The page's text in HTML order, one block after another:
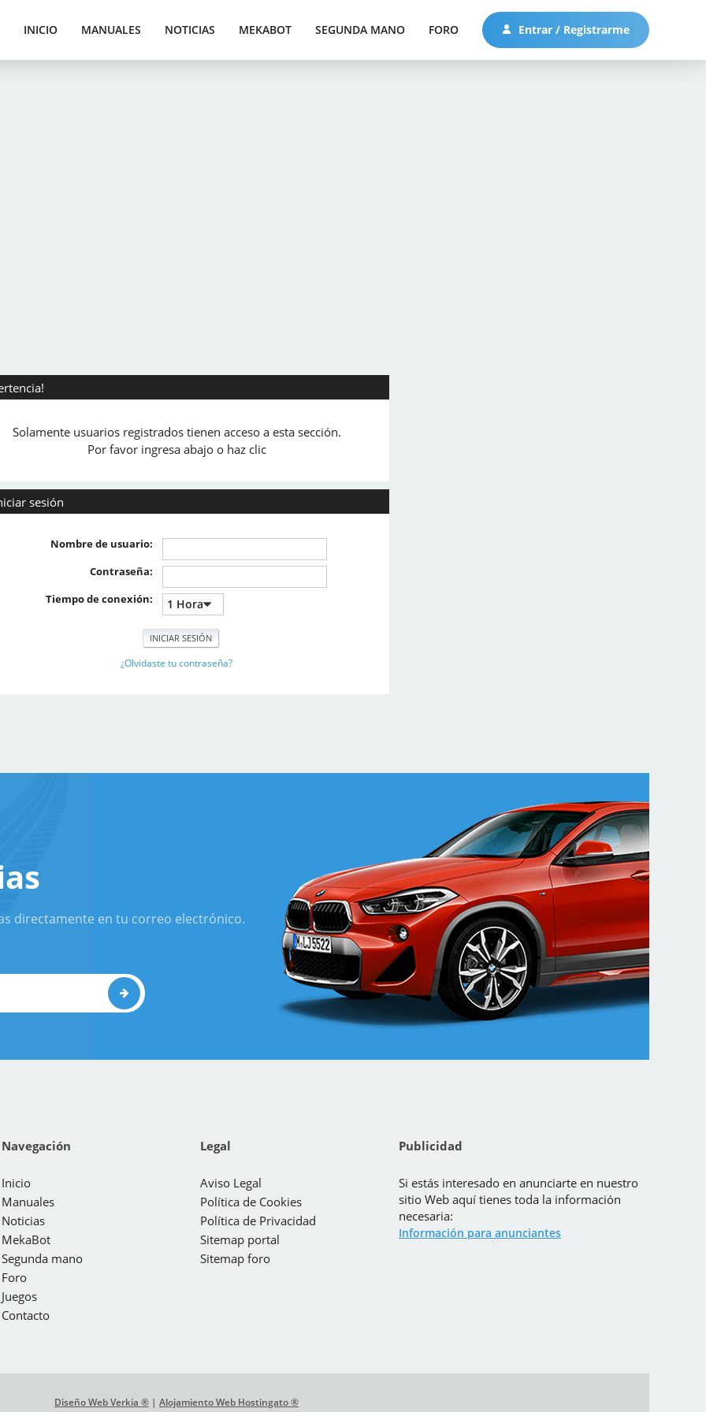
INICIO MANUALES NOTICIAS MEKABOT SEGUNDA MANO FORO Entrar / Registrarme
Solamente usuarios registrados tienen acceso a esta sección.
Por favor ingresa abajo o haz clic
sesión
Nombre de usuario:
Contraseña:
Tiempo de conexión:
¿Olvidaste tu contraseña?
directamente en tu correo electrónico.
Navegación
Inicio
Manuales
Noticias
MekaBot
Segunda mano
Foro
Juegos
Contacto
Legal
Aviso Legal
Política de Cookies
Política de Privacidad
Sitemap portal
Sitemap foro
Publicidad
Si estás interesado en anunciarte en nuestro
sitio Web aquí tienes toda la información
necesaria:
Información para anunciantes
Diseño Web Verkia ® | Alojamiento Web Hostingato ®